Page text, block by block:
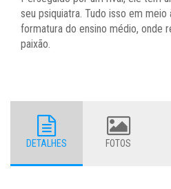
seu psiquiatra. Tudo isso em
formatura do ensino médio, onde
paixão.
DETALHES FOTOS